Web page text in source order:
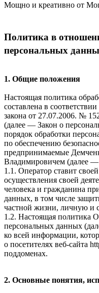
Мощно и креативно от
Политика в
персональных
1. Общие положения
Настоящая политика
составлена в
закона от 27.07.2006. №
(далее — Закон о
порядок обработки
по обеспечению
предпринимаемые
Владимировичем (далее
1.1. Оператор ставит
осуществления своей
человека и гражданина
данных, в том числе
частной жизни, личную и
1.2. Настоящая политика
персональных данных
ко всей информации,
о посетителях веб-сайта
поддоменах.
2. Основные понятия,